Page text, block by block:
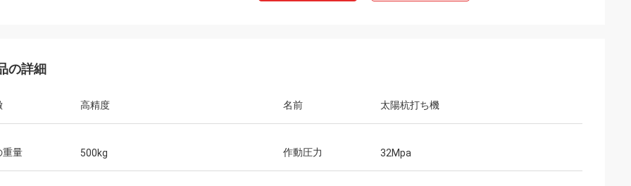
の詳細
高精度 名前 太陽杭打ち機
重量 500kg 作動圧力 32Mpa